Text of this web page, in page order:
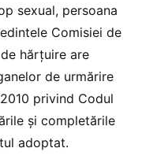
sexual, persoana
Comisiei de
hărţuire are
de urmărire
privind Codul
şi completările
adoptat.